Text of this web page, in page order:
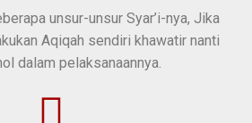
unsur-unsur Syar’i-nya, Jika
Aqiqah sendiri khawatir nanti
dalam pelaksanaannya.​